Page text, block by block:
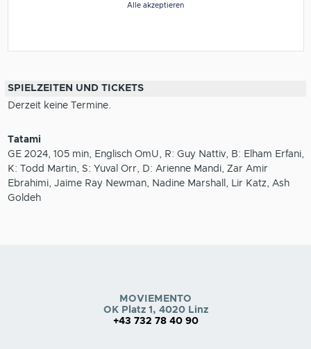
Alle akzeptieren
SPIELZEITEN UND TICKETS
Derzeit keine Termine.
Tatami
GE 2024, 105 min, Englisch OmU, R: Guy Nattiv, B: Elham Erfani,
K: Todd Martin, S: Yuval Orr, D: Arienne Mandi, Zar Amir
Ebrahimi, Jaime Ray Newman, Nadine Marshall, Lir Katz, Ash
Goldeh
MOVIEMENTO
OK Platz 1, 4020 Linz
+43 732 78 40 90